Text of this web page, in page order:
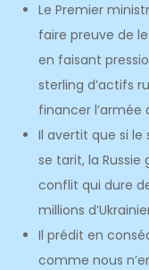
Le Premier
faire preuve de
en faisant
sterling d’actifs
financer l’armée
Il avertit que si le
se tarit, la
conflit qui dure
millions
Il prédit en
comme nous